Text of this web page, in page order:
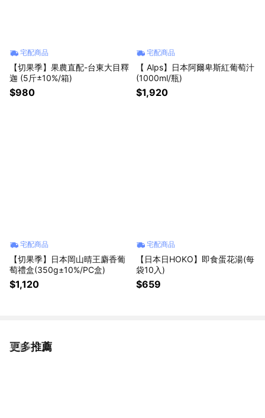
宅配商品
【切果季】果農直配-台東大目釋
迦 (5斤±10%/箱)
$980
宅配商品
【 Alps】日本阿爾卑斯紅葡萄汁
(1000ml/瓶)
$1,920
宅配商品
【切果季】日本岡山晴王麝香葡
萄禮盒(350g±10%/PC盒)
$1,120
宅配商品
【日本日HOKO】即食蛋花湯(每
袋10入)
$659
更多推薦
看更多